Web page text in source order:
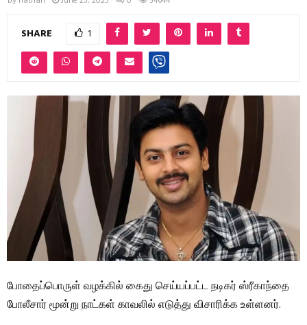
SHARE 1
போதைப்பொருள் வழக்கில் கைது செய்யப்பட்ட நடிகர் ஸ்ரீகாந்தை
போலீசார் மூன்று நாட்கள் காவலில் எடுத்து விசாரிக்க உள்ளனர்.